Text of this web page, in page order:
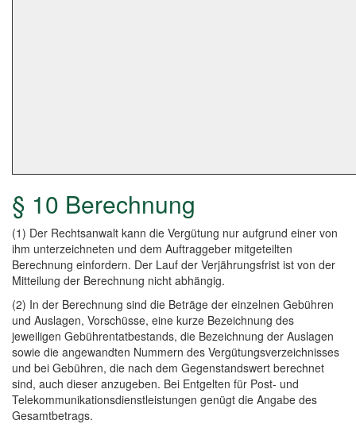
§ 10 Berechnung
(1) Der Rechtsanwalt kann die Vergütung nur aufgrund einer von
ihm unterzeichneten und dem Auftraggeber mitgeteilten
Berechnung einfordern. Der Lauf der Verjährungsfrist ist von der
Mitteilung der Berechnung nicht abhängig.
(2) In der Berechnung sind die Beträge der einzelnen Gebühren
und Auslagen, Vorschüsse, eine kurze Bezeichnung des
jeweiligen Gebührentatbestands, die Bezeichnung der Auslagen
sowie die angewandten Nummern des Vergütungsverzeichnisses
und bei Gebühren, die nach dem Gegenstandswert berechnet
sind, auch dieser anzugeben. Bei Entgelten für Post- und
Telekommunikationsdienstleistungen genügt die Angabe des
Gesamtbetrags.